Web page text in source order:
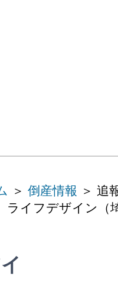
＞ 倒産情報 ＞ 追
ライフデザイン（